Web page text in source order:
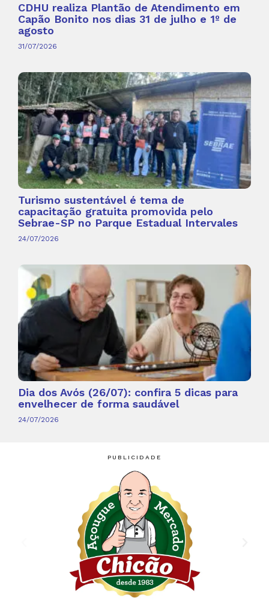
CDHU realiza Plantão de Atendimento em
Capão Bonito nos dias 31 de julho e 1º de
agosto
31/07/2026
Turismo sustentável é tema de
capacitação gratuita promovida pelo
Sebrae-SP no Parque Estadual Intervales
24/07/2026
Dia dos Avós (26/07): confira 5 dicas para
envelhecer de forma saudável
24/07/2026
PUBLICIDADE